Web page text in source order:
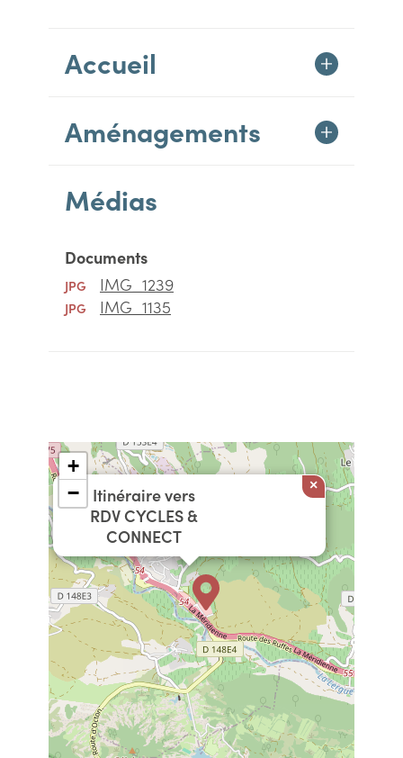
Accueil
Aménagements
Médias
Documents
JPG IMG_1239
JPG IMG_1135
Itinéraire vers
RDV CYCLES &
CONNECT
×
+
−